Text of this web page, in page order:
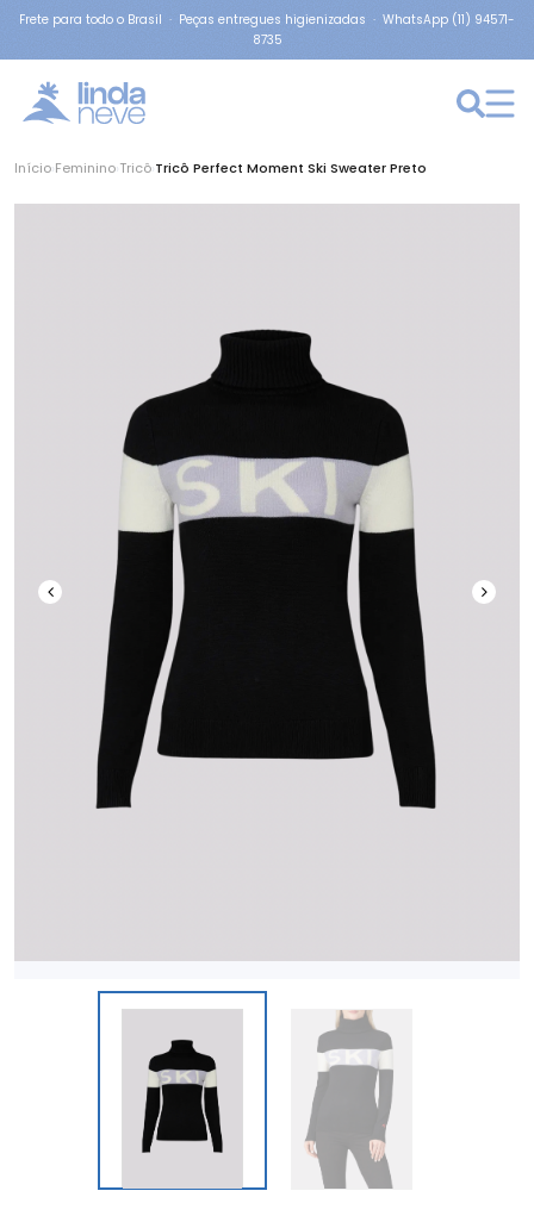
Frete para todo o Brasil · Peças entregues higienizadas · WhatsApp (11) 94571-
8735
Início Feminino Tricô Tricô Perfect Moment Ski Sweater Preto